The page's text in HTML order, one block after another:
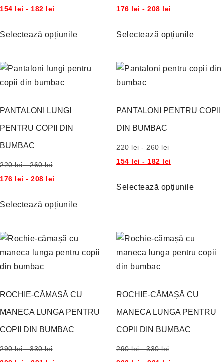
154
lei - 182 lei
Selectează opțiunile
176
lei - 208 lei
Selectează opțiunile
PANTALONI LUNGI
PENTRU COPII DIN
BUMBAC
220lei-260lei
176
lei - 208 lei
Selectează opțiunile
PANTALONI PENTRU COPII
DIN BUMBAC
220lei-260lei
154
lei - 182 lei
Selectează opțiunile
ROCHIE-CĂMAȘĂ CU
MANECA LUNGA PENTRU
COPII DIN BUMBAC
290lei-330lei
ROCHIE-CĂMAȘĂ CU
MANECA LUNGA PENTRU
COPII DIN BUMBAC
290lei-330lei